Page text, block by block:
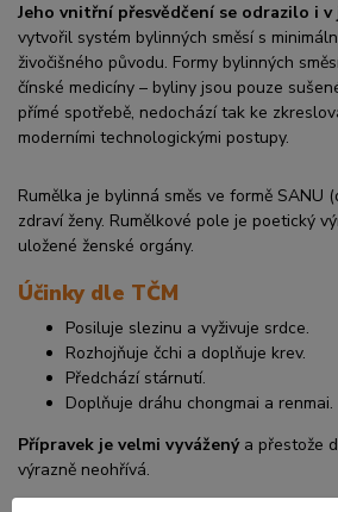
Jeho vnitřní přesvědčení se odrazilo i
vytvořil systém bylinných směsí s
živočišného původu. Formy bylinných
čínské medicíny – byliny jsou pouze
přímé spotřebě, nedochází tak ke
moderními technologickými postupy.
Rumělka je bylinná směs ve formě SANU
zdraví ženy. Rumělkové pole je poetický
uložené ženské orgány.
Účinky dle TČM
Posiluje slezinu a vyživuje srdce.
Rozhojňuje čchi a doplňuje krev.
Předchází stárnutí.
Doplňuje dráhu chongmai a renmai.
Přípravek je velmi vyváženýa přestože
výrazně neohřívá.